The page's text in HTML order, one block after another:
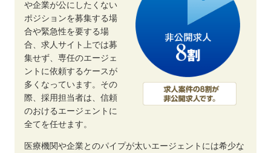
や企業が公にしたくない
ポジションを募集する場
合や緊急性を要する場
合、求人サイト上では募
集せず、専任のエージェ
ントに依頼するケースが
多くなっています。その
際、採用担当者は、信頼
のおけるエージェントに
全てを任せます。
医療機関や企業とのパイプが太いエージェントには希少な